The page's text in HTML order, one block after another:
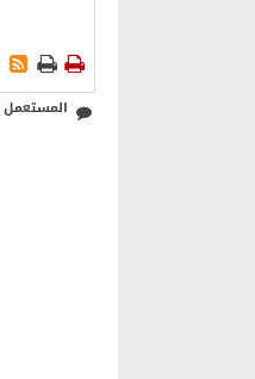
  
المستعمل